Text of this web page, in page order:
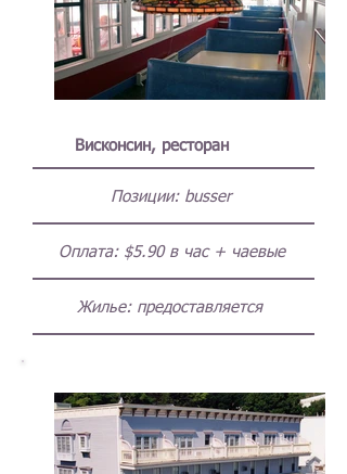
Висконсин, ресторан
Позиции: busser
Оплата: $5.90 в час + чаевые
Жилье: предоставляется